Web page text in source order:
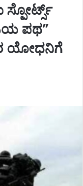
ಸ್ಪೋರ್ಟ್ಸ್
ಪಥ”
ಯೋಧನಿಗೆ